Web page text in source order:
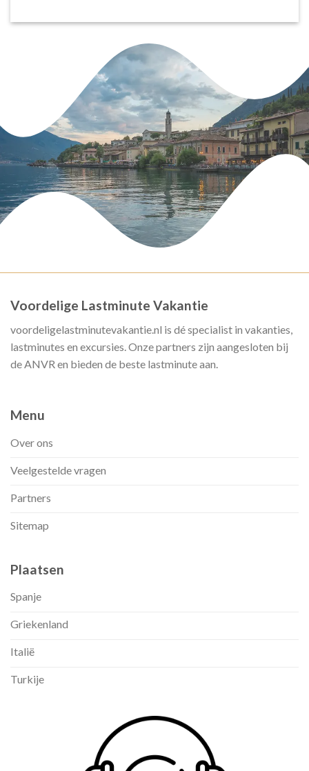
Voordelige Lastminute Vakantie
voordeligelastminutevakantie.nl is dé specialist in vakanties,
lastminutes en excursies. Onze partners zijn aangesloten bij
de ANVR en bieden de beste lastminute aan.
Menu
Over ons
Veelgestelde vragen
Partners
Sitemap
Plaatsen
Spanje
Griekenland
Italië
Turkije